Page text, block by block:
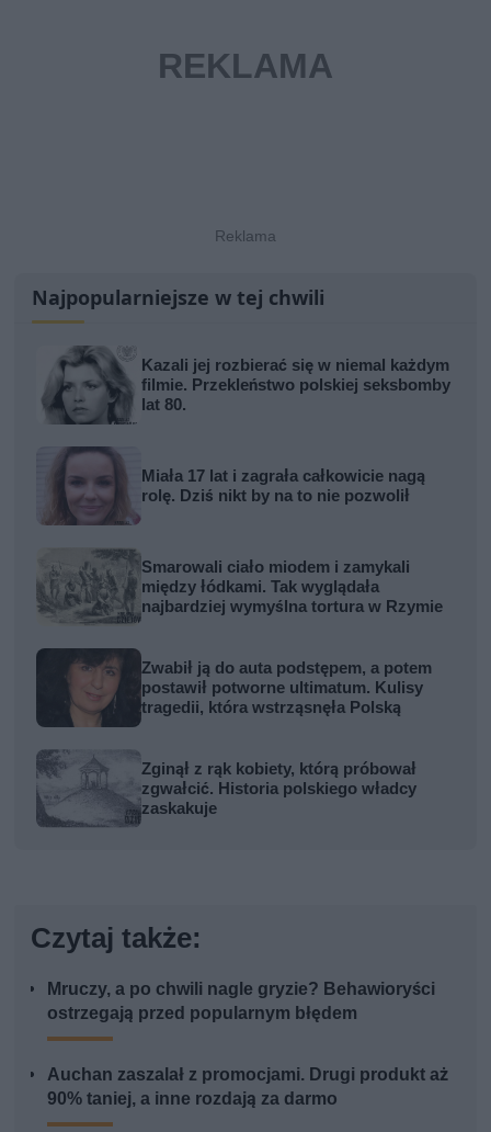
Najpopularniejsze w tej chwili
Kazali jej rozbierać się w niemal każdym
filmie. Przekleństwo polskiej seksbomby
lat 80.
Miała 17 lat i zagrała całkowicie nagą
rolę. Dziś nikt by na to nie pozwolił
Smarowali ciało miodem i zamykali
między łódkami. Tak wyglądała
najbardziej wymyślna tortura w Rzymie
Zwabił ją do auta podstępem, a potem
postawił potworne ultimatum. Kulisy
tragedii, która wstrząsnęła Polską
Zginął z rąk kobiety, którą próbował
zgwałcić. Historia polskiego władcy
zaskakuje
Czytaj także:
Mruczy, a po chwili nagle gryzie? Behawioryści
ostrzegają przed popularnym błędem
Auchan zaszalał z promocjami. Drugi produkt aż
90% taniej, a inne rozdają za darmo